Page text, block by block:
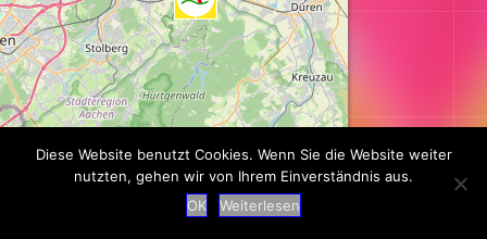
Leaflet| ©OpenStreetMap contributors
Kontakt
Diese Website benutzt Cookies. Wenn Sie die Website weiter
nutzten, gehen wir von Ihrem Einverständnis aus.
OK
Weiterlesen